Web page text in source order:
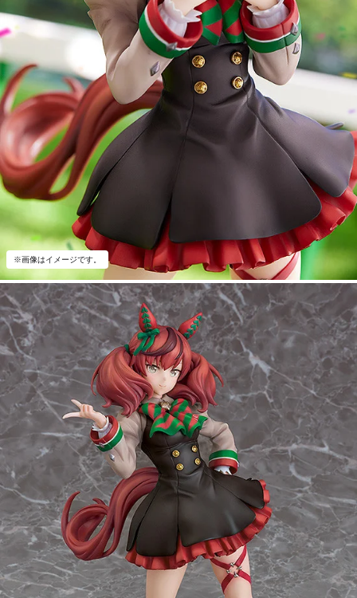
※画像はイメージです。